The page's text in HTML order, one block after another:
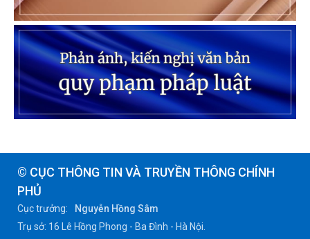
© CỤC THÔNG TIN VÀ TRUYỀN THÔNG CHÍNH
PHỦ
Cục trưởng:
Nguyễn Hồng Sâm
Trụ sở: 16 Lê Hồng Phong - Ba Đình - Hà Nội.